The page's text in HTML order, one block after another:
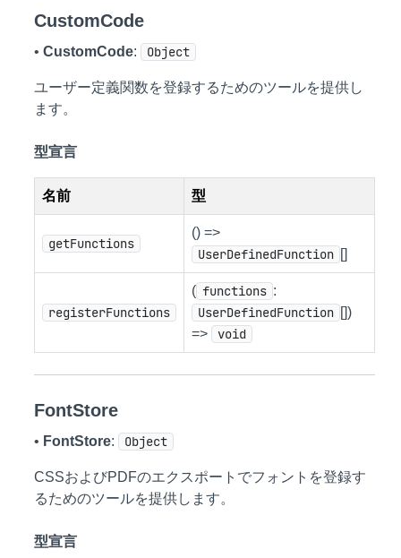
CustomCode
• CustomCode: Object
ユーザー定義関数を登録するためのツールを提供し
ます。
型宣言
名前 型
getFunctions
() =>
UserDefinedFunction []
registerFunctions
( functions :
UserDefinedFunction [])
=>
void
FontStore
• FontStore: Object
CSSおよびPDFのエクスポートでフォントを登録す
るためのツールを提供します。
型宣言